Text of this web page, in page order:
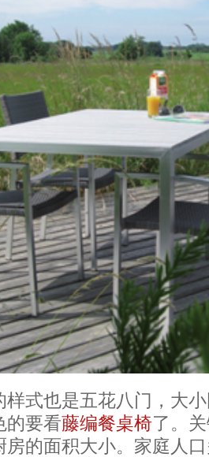
样式也是五花八门，大
的要看藤编餐桌椅了。
房的面积大小。家庭人